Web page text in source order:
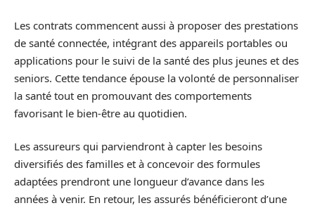
Les contrats commencent aussi à proposer des prestations
de santé connectée, intégrant des appareils portables ou
applications pour le suivi de la santé des plus jeunes et des
seniors. Cette tendance épouse la volonté de personnaliser
la santé tout en promouvant des comportements
favorisant le bien-être au quotidien.
Les assureurs qui parviendront à capter les besoins
diversifiés des familles et à concevoir des formules
adaptées prendront une longueur d’avance dans les
années à venir. En retour, les assurés bénéficieront d’une